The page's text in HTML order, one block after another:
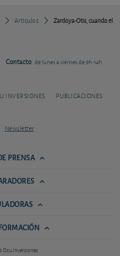
Artículos
Zardoya-Otis, cuando el
Contacto de lunes a viernes de 9h-14h
INVERSIONES PUBLICACIONES
Newsletter
PRENSA
Ocu Inversiones